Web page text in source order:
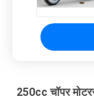
250cc चॉपर